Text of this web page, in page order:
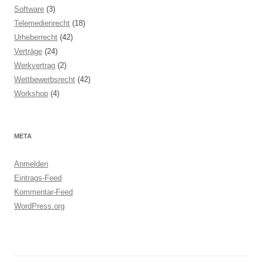
Software (3)
Telemedienrecht (18)
Urheberrecht (42)
Verträge (24)
Werkvertrag (2)
Wettbewerbsrecht (42)
Workshop (4)
META
Anmelden
Eintrags-Feed
Kommentar-Feed
WordPress.org